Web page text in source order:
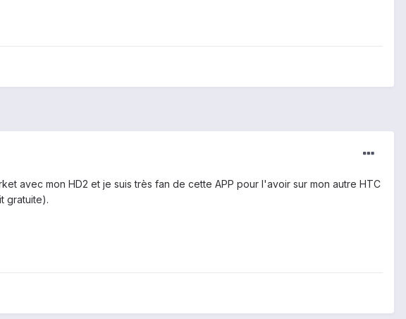
avec mon HD2 et je suis très fan de cette APP pour l'avoir sur mon autre HTC
gratuite).